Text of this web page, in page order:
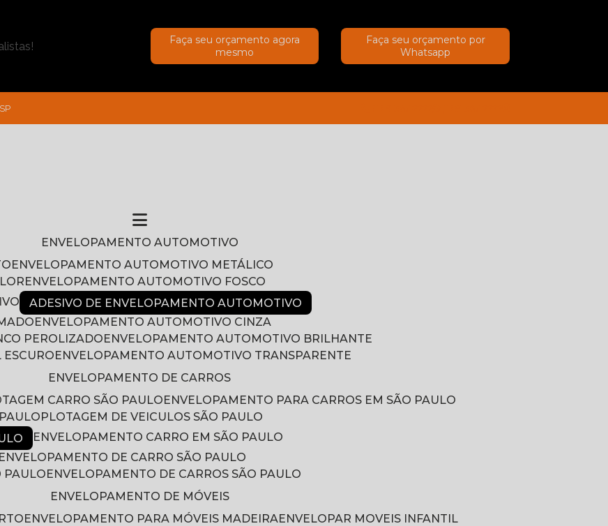
Faça seu orçamento agora
mesmo
Faça seu orçamento por
Whatsapp
ENVELOPAMENTO AUTOMOTIVO
ENVELOPAMENTO AUTOMOTIVO METÁLICO
ENVELOPAMENTO AUTOMOTIVO FOSCO
ADESIVO DE ENVELOPAMENTO AUTOMOTIVO
ENVELOPAMENTO AUTOMOTIVO CINZA
PEROLIZADO
ENVELOPAMENTO AUTOMOTIVO BRILHANTE
ESCURO
ENVELOPAMENTO AUTOMOTIVO TRANSPARENTE
ENVELOPAMENTO DE CARROS
CARRO SÃO PAULO
ENVELOPAMENTO PARA CARROS EM SÃO PAULO
PLOTAGEM DE VEICULOS SÃO PAULO
ENVELOPAMENTO CARRO EM SÃO PAULO
ENVELOPAMENTO DE CARRO SÃO PAULO
PAULO
ENVELOPAMENTO DE CARROS SÃO PAULO
ENVELOPAMENTO DE MÓVEIS
ENVELOPAMENTO PARA MÓVEIS MADEIRA
ENVELOPAR MOVEIS INFANTIL